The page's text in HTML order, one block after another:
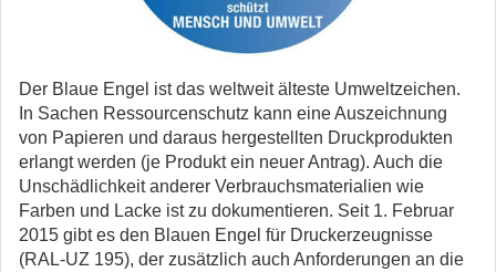
Der Blaue Engel ist das weltweit älteste Umweltzeichen.
In Sachen Ressourcenschutz kann eine Auszeichnung
von Papieren und daraus hergestellten Druckprodukten
erlangt werden (je Produkt ein neuer Antrag). Auch die
Unschädlichkeit anderer Verbrauchsmaterialien wie
Farben und Lacke ist zu dokumentieren. Seit 1. Februar
2015 gibt es den Blauen Engel für Druckerzeugnisse
(RAL-UZ 195), der zusätzlich auch Anforderungen an die